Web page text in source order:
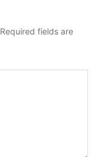
Required fields are